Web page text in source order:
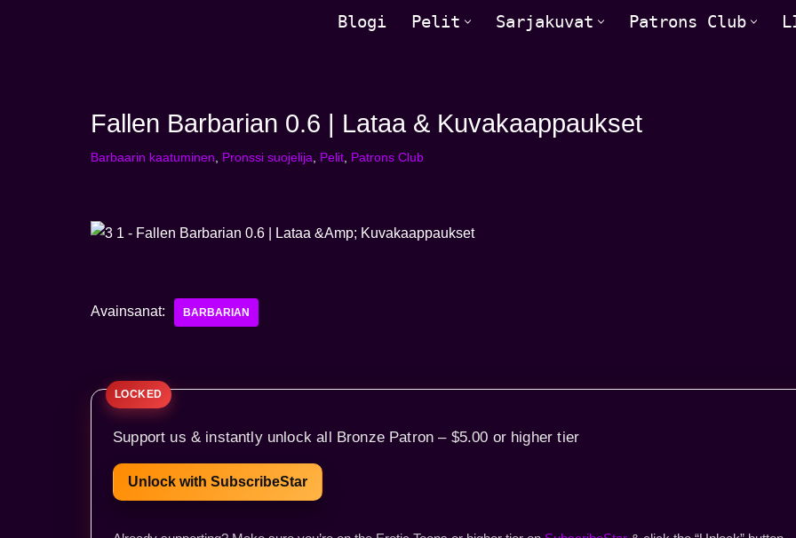
Blogi Pelit Sarjakuvat Patrons Club
Fallen Barbarian 0.6 | Lataa & Kuvakaappaukset
Barbaarin kaatuminen Pronssi suojelija Pelit Patrons Club
Avainsanat: BARBARIAN
Support us & instantly unlock all Bronze Patron – $5.00 or higher tier
Unlock with SubscribeStar